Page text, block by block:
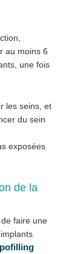
au moins 6
une fois
les seins, et
du sein
exposées
de la
faire une